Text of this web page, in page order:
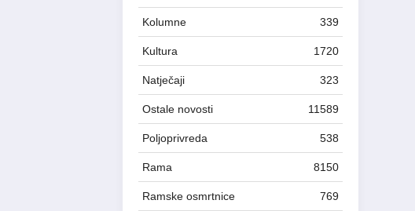
Kolumne 339
Kultura 1720
Natječaji 323
Ostale novosti 11589
Poljoprivreda 538
Rama 8150
Ramske osmrtnice 769